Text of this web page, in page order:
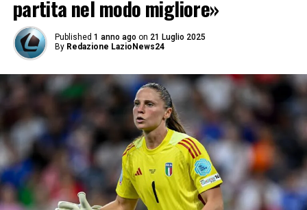
partita nel modo migliore»
Published 1 anno ago on 21 Luglio 2025
By Redazione LazioNews24